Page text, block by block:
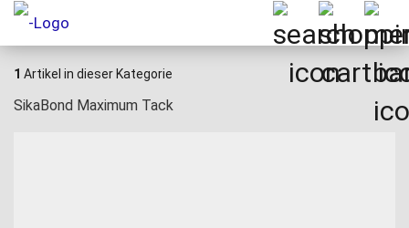
1 Artikel in dieser Kategorie
SikaBond Maximum Tack